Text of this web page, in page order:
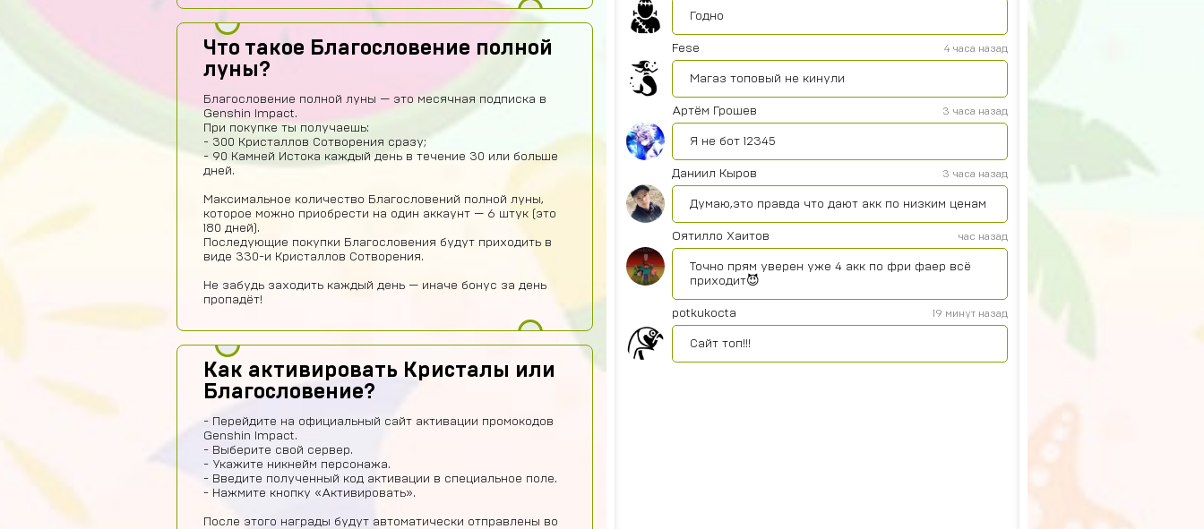
Что такое Благословение полной
луны?
Благословение полной луны — это месячная подписка в
Genshin Impact.
При покупке ты получаешь:
- 300 Кристаллов Сотворения сразу;
- 90 Камней Истока каждый день в течение 30 или больше
дней.
Максимальное количество Благословений полной луны,
которое можно приобрести на один аккаунт — 6 штук (это
180 дней).
Последующие покупки Благословения будут приходить в
виде 330-и Кристаллов Сотворения.
Не забудь заходить каждый день — иначе бонус за день
пропадёт!
Как активировать Кристалы или
Благословение?
- Перейдите на официальный сайт активации промокодов
Genshin Impact.
- Выберите свой сервер.
- Укажите никнейм персонажа.
- Введите полученный код активации в специальное поле.
- Нажмите кнопку «Активировать».
После этого награды будут автоматически отправлены во
Годно
Fese 4 часа назад
Магаз топовый не кинули
Артём Грошев 3 часа назад
Я не бот 12345
Даниил Кыров 3 часа назад
Думаю,это правда что дают акк по низким ценам
Оятилло Хаитов час назад
Точно прям уверен уже 4 акк по фри фаер всё
приходит😈
potkukocta 19 минут назад
Сайт топ!!!